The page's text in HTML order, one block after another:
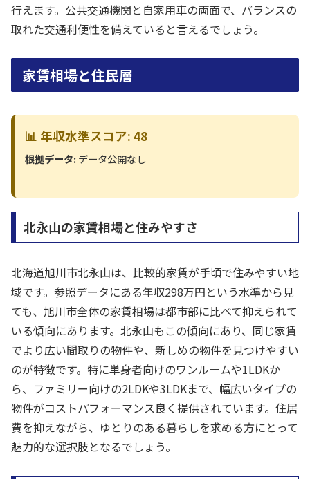
行えます。公共交通機関と自家用車の両面で、バランスの
取れた交通利便性を備えていると言えるでしょう。
家賃相場と住民層
📊 年収水準スコア: 48
根拠データ:データ公開なし
北永山の家賃相場と住みやすさ
北海道旭川市北永山は、比較的家賃が手頃で住みやすい地
域です。参照データにある年収298万円という水準から見
ても、旭川市全体の家賃相場は都市部に比べて抑えられて
いる傾向にあります。北永山もこの傾向にあり、同じ家賃
でより広い間取りの物件や、新しめの物件を見つけやすい
のが特徴です。特に単身者向けのワンルームや1LDKか
ら、ファミリー向けの2LDKや3LDKまで、幅広いタイプの
物件がコストパフォーマンス良く提供されています。住居
費を抑えながら、ゆとりのある暮らしを求める方にとって
魅力的な選択肢となるでしょう。